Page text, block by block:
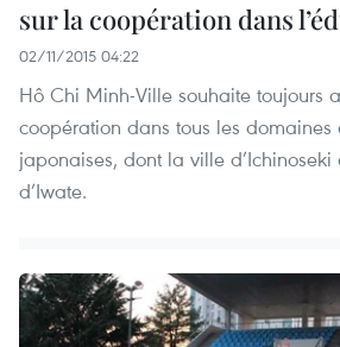
sur la coopération dans
02/11/2015 04:22
Hô Chi Minh-Ville souhaite toujours
coopération dans tous les domaines
japonaises, dont la ville
d’Iwate.